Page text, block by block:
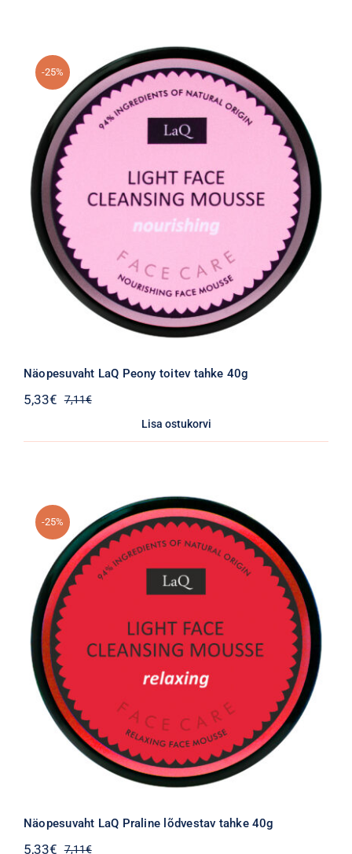
-25%
Näopesuvaht LaQ Peony toitev tahke 40g
7,11€Algne
oli:
5,33€
Praegune
on:
Lisa ostukorvi
-25%
Näopesuvaht LaQ Praline lõdvestav tahke 40g
7,11€
5,33€